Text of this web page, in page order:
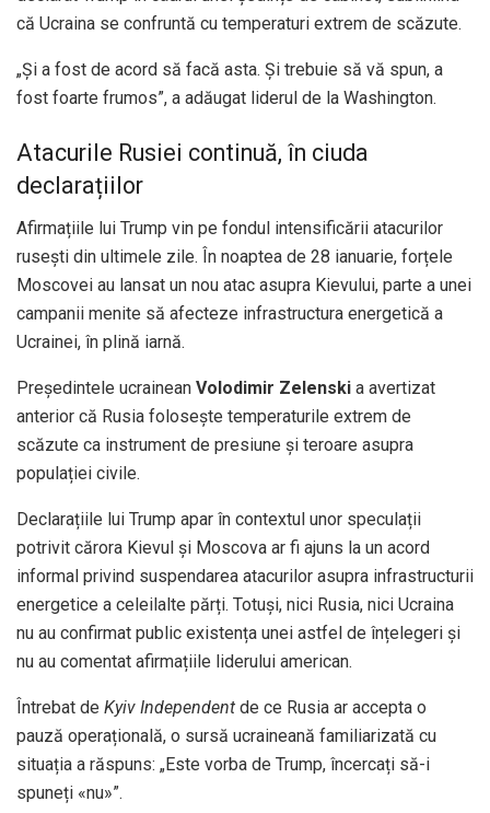
că Ucraina se confruntă cu temperaturi extrem de scăzute.
„Și a fost de acord să facă asta. Și trebuie să vă spun, a
fost foarte frumos”, a adăugat liderul de la Washington.
Atacurile Rusiei continuă, în ciuda
declarațiilor
Afirmațiile lui Trump vin pe fondul intensificării atacurilor
rusești din ultimele zile. În noaptea de 28 ianuarie, forțele
Moscovei au lansat un nou atac asupra Kievului, parte a unei
campanii menite să afecteze infrastructura energetică a
Ucrainei, în plină iarnă.
Președintele ucrainean Volodimir Zelenski a avertizat
anterior că Rusia folosește temperaturile extrem de
scăzute ca instrument de presiune și teroare asupra
populației civile.
Declarațiile lui Trump apar în contextul unor speculații
potrivit cărora Kievul și Moscova ar fi ajuns la un acord
informal privind suspendarea atacurilor asupra infrastructurii
energetice a celeilalte părți. Totuși, nici Rusia, nici Ucraina
nu au confirmat public existența unei astfel de înțelegeri și
nu au comentat afirmațiile liderului american.
Întrebat de Kyiv Independent de ce Rusia ar accepta o
pauză operațională, o sursă ucraineană familiarizată cu
situația a răspuns: „Este vorba de Trump, încercați să-i
spuneți «nu»”.